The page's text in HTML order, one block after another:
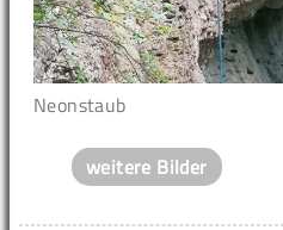
Neonstaub
weitere Bilder